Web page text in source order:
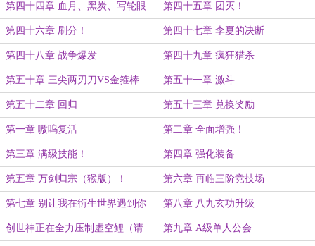
第四十四章 血月、黑炭、写轮眼 第四十五章 团灭！
第四十六章 刷分！ 第四十七章 李夏的决断
第四十八章 战争爆发 第四十九章 疯狂猎杀
第五十章 三尖两刃刀VS金箍棒 第五十一章 激斗
第五十二章 回归 第五十三章 兑换奖励
第一章 嗷呜复活 第二章 全面增强！
第三章 满级技能！ 第四章 强化装备
第五章 万剑归宗（猴版）！ 第六章 再临三阶竞技场
第七章 别让我在衍生世界遇到你 第八章 八九玄功升级
创世神正在全力压制虚空鲤（请 第九章 A级单人公会